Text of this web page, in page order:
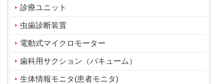
診療ユニット
虫歯診断装置
電動式マイクロモーター
歯科用サクション（バキューム）
生体情報モニタ(患者モニタ)